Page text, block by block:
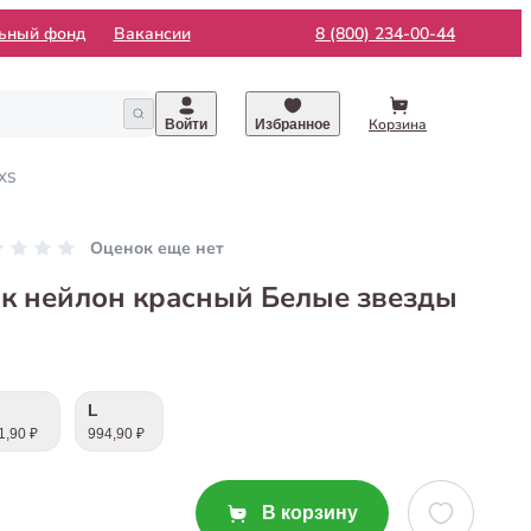
фонд Вакансии 8 (800) 234-00-44
Войти Избранное Корзина
Оценок еще нет
нейлон красный Белые звезды
₽
L
994,90 ₽
В корзину